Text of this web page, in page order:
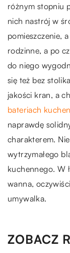
różnym stopniu
nich nastrój w
pomieszczenie,
rodzinne, a po
do niego
się też bez
jakości kran, a
bateriach
naprawdę
charakterem.
wytrzymałego
kuchennego. W
wanna,
umywalka.
ZOBACZ